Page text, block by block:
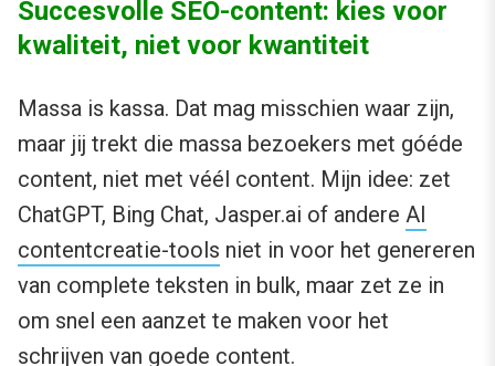
Succesvolle SEO-content: kies voor
kwaliteit, niet voor kwantiteit
Massa is kassa. Dat mag misschien waar zijn,
maar jij trekt die massa bezoekers met góéde
content, niet met véél content. Mijn idee: zet
ChatGPT, Bing Chat, Jasper.ai of andere AI
contentcreatie-tools niet in voor het genereren
van complete teksten in bulk, maar zet ze in
om snel een aanzet te maken voor het
schrijven van goede content.